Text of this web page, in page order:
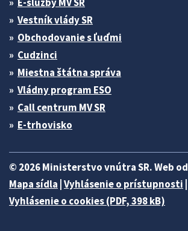
Vestník vlády SR
Obchodovanie s ľuďmi
Cudzinci
Miestna štátna správa
Vládny program ESO
Call centrum MV SR
E-trhovisko
© 2026 Ministerstvo vnútra SR. Web od
Mapa sídla Vyhlásenie o prístupnosti
Vyhlásenie o cookies (PDF, 398 kB)